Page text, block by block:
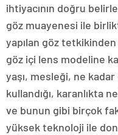
ihtiyacının doğru
göz muayenesi ile
yapılan göz
göz içi lens modeline
yaşı, mesleği, ne
kullandığı, karanlıkta
ve bunun gibi birçok
yüksek teknoloji ile